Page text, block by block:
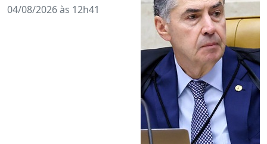
04/08/2026 às 12h41